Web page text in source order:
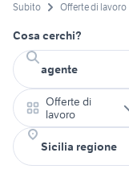
Subito Offerte di lavoro
Cosa cerchi?
Offerte di
lavoro